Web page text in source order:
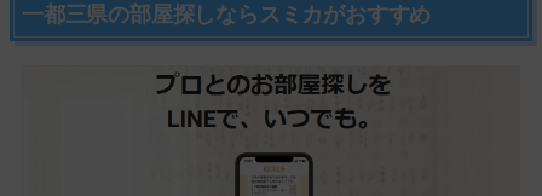
一都三県の部屋探しならスミカがおすすめ